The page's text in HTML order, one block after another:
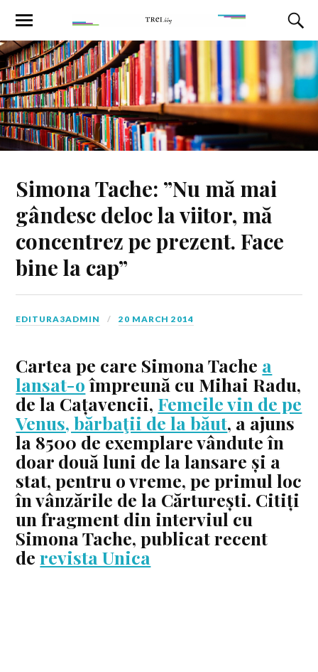
Simona Tache: ”Nu mă mai
gândesc deloc la viitor, mă
concentrez pe prezent. Face
bine la cap”
EDITURA3ADMIN 20 MARCH 2014
Cartea pe care Simona Tache a
lansat-oîmpreună cu Mihai Radu,
de la Cațavencii, Femeile vin de pe
Venus, bărbaţii de la băut, a ajuns
la 8500 de exemplare vândute în
doar două luni de la lansare și a
stat, pentru o vreme, pe primul loc
în vânzările de la Cărturești. Citiți
un fragment din interviul cu
Simona Tache, publicat recent
derevista Unica